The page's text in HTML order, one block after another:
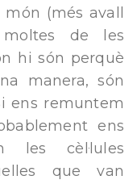
(més avall
de les
hi són perquè
manera, són
ens remuntem
ens
les cèl·lules
que van